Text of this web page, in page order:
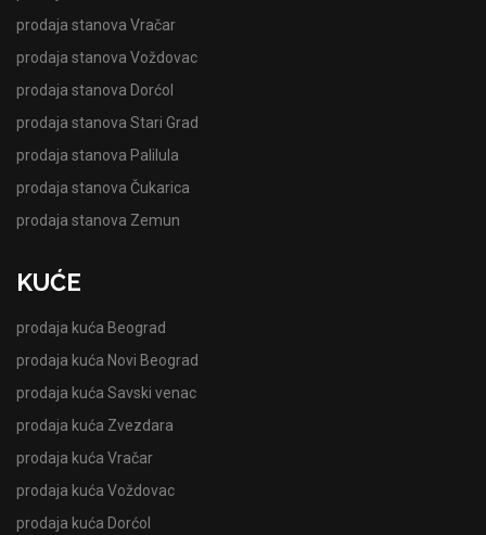
prodaja stanova Vračar
prodaja stanova Voždovac
prodaja stanova Dorćol
prodaja stanova Stari Grad
prodaja stanova Palilula
prodaja stanova Čukarica
prodaja stanova Zemun
KUĆE
prodaja kuća Beograd
prodaja kuća Novi Beograd
prodaja kuća Savski venac
prodaja kuća Zvezdara
prodaja kuća Vračar
prodaja kuća Voždovac
prodaja kuća Dorćol